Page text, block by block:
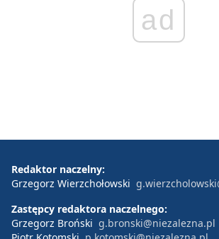
ad
Redaktor naczelny:
Grzegorz Wierzchołowski
Zastępcy redaktora naczelnego:
Grzegorz Broński g.bronski@niezalezna.pl